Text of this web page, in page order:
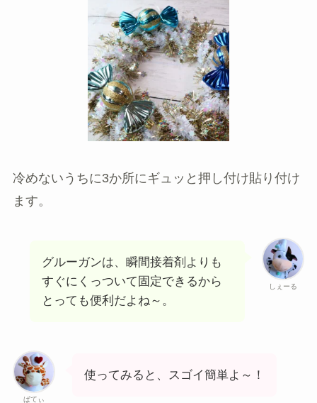
冷めないうちに3か所にギュッと押し付け貼り付け
ます。
しぇーる
グルーガンは、瞬間接着剤よりも
すぐにくっついて固定できるから
とっても便利だよね～。
ぱてぃ
使ってみると、スゴイ簡単よ～！